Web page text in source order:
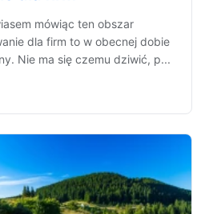
mówiąc ten obszar
dla firm to w obecnej dobie
Nie ma się czemu dziwić, p...